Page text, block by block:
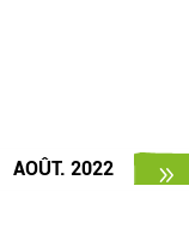
AOÛT. 2022